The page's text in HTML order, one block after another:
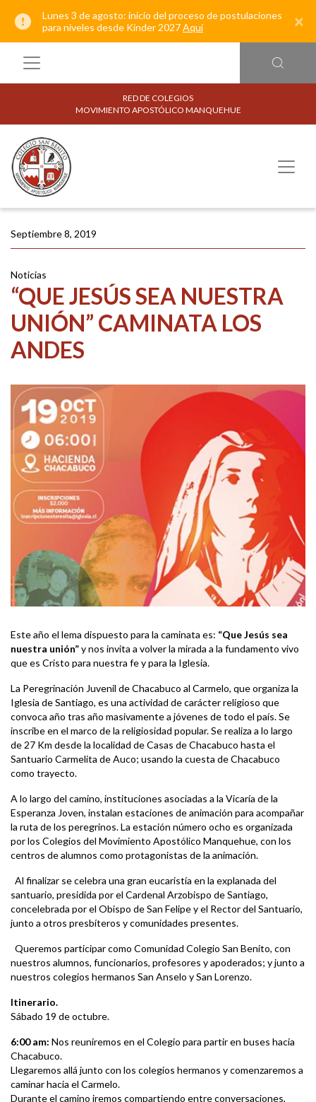
Lunes 3 de agosto: inicio del proceso de postulaciones
para niveles desde Kínder 2027Aquí ×
RED DE COLEGIOS
MOVIMIENTO APOSTÓLICO MANQUEHUE
Septiembre 8, 2019
Noticias
“QUE JESÚS SEA NUESTRA
UNIÓN” CAMINATA LOS
ANDES
Este año el lema dispuesto para la caminata es: “Que Jesús sea
nuestra unión”y nos invita a volver la mirada a la fundamento vivo
que es Cristo para nuestra fe y para la Iglesia.
La Peregrinación Juvenil de Chacabuco al Carmelo, que organiza la
Iglesia de Santiago, es una actividad de carácter religioso que
convoca año tras año masivamente a jóvenes de todo el país. Se
inscribe en el marco de la religiosidad popular. Se realiza a lo largo
de 27 Km desde la localidad de Casas de Chacabuco hasta el
Santuario Carmelita de Auco; usando la cuesta de Chacabuco
como trayecto.
A lo largo del camino, instituciones asociadas a la Vicaría de la
Esperanza Joven, instalan estaciones de animación para acompañar
la ruta de los peregrinos. La estación número ocho es organizada
por los Colegios del Movimiento Apostólico Manquehue, con los
centros de alumnos como protagonistas de la animación.
Al finalizar se celebra una gran eucaristía en la explanada del
santuario, presidida por el Cardenal Arzobispo de Santiago,
concelebrada por el Obispo de San Felipe y el Rector del Santuario,
junto a otros presbíteros y comunidades presentes.
Queremos participar como Comunidad Colegio San Benito, con
nuestros alumnos, funcionarios, profesores y apoderados; y junto a
nuestros colegios hermanos San Anselo y San Lorenzo.
Itinerario.
Sábado 19 de octubre.
6:00 am: Nos reuniremos en el Colegio para partir en buses hacia
Chacabuco.
Llegaremos allá junto con los colegios hermanos y comenzaremos a
caminar hacia el Carmelo.
Durante el camino iremos compartiendo entre conversaciones,